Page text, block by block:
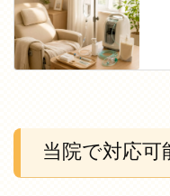
当院で対応可